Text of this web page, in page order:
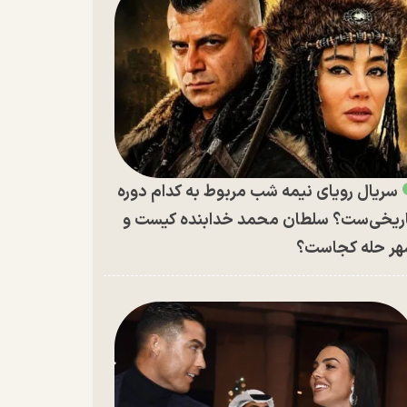
سریال رویای نیمه شب مربوط به کدام دوره
سلطان محمد خدابنده کیست و
حله کجاست؟